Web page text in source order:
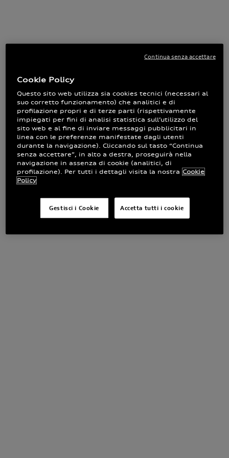
Cookie Policy
Questo sito web utilizza sia cookies tecnici (necessari al
suo corretto funzionamento) che analitici e di
profilazione propri e di terze parti (rispettivamente
impiegati per fini di analisi statistica sull’utilizzo del
sito web e al fine di inviare messaggi pubblicitari in
linea con le preferenze manifestate dagli utenti
durante la navigazione). Cliccando sul tasto “Continua
senza accettare”, in alto a destra, proseguirà nella
navigazione in assenza di cookie (analitici, di
profilazione). Per tutti i dettagli visita la nostra Cookie
Policy
Accetta tutti i cookie
Gestisci i Cookie
Continua senza accettare